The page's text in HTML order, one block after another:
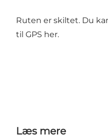
Ruten er skiltet. Du
til GPS her.
Læs mere